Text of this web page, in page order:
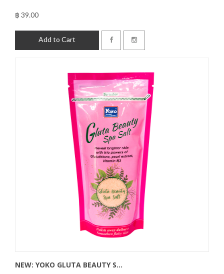
฿ 39.00
Add to Cart
NEW: YOKO GLUTA BEAUTY S...